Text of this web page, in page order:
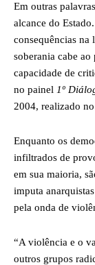
Em outras
alcance do
consequências na
soberania cabe
capacidade de
no painel 1º
2004, realizado
Enquanto os
infiltrados de
em sua maioria,
imputa
pela onda de
“A violência e o
outros grupos